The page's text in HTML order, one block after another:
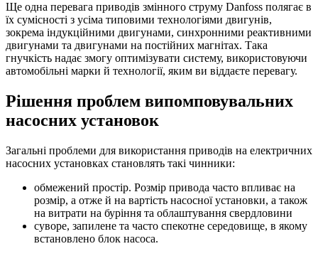
Ще одна перевага приводів змінного струму Danfoss полягає в
їх сумісності з усіма типовими технологіями двигунів,
зокрема індукційними двигунами, синхронними реактивними
двигунами та двигунами на постійних магнітах. Така
гнучкість надає змогу оптимізувати систему, використовуючи
автомобільні марки й технології, яким ви віддаєте перевагу.
Рішення проблем випомповувальних
насосних установок
Загальні проблеми для використання приводів на електричних
насосних установках становлять такі чинники:
обмежений простір. Розмір привода часто впливає на
розмір, а отже й на вартість насосної установки, а також
на витрати на буріння та облаштування свердловини
суворе, запилене та часто спекотне середовище, в якому
встановлено блок насоса.